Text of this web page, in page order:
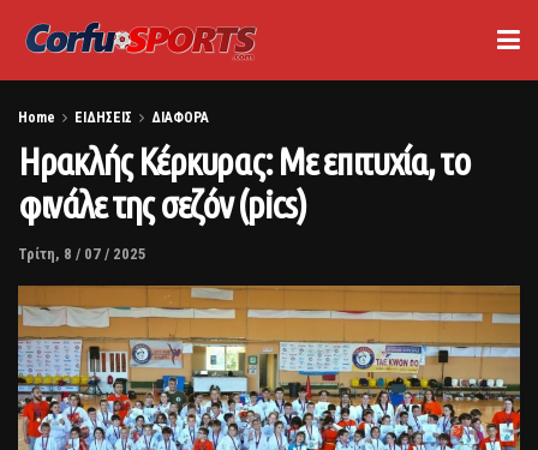
Home ΕΙΔΗΣΕΙΣ ΔΙΑΦΟΡΑ
Ηρακλής Κέρκυρας: Με επιτυχία, το
φινάλε της σεζόν (pics)
Τρίτη, 8 / 07 / 2025